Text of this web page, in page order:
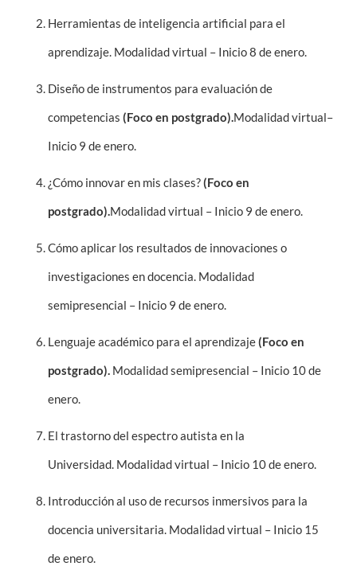
Herramientas de inteligencia artificial para el
aprendizaje. Modalidad virtual – Inicio 8 de enero.
Diseño de instrumentos para evaluación de
competencias (Foco en postgrado). Modalidad virtual–
Inicio 9 de enero.
¿Cómo innovar en mis clases?(Foco en
postgrado). Modalidad virtual – Inicio 9 de enero.
Cómo aplicar los resultados de innovaciones o
investigaciones en docencia. Modalidad
semipresencial – Inicio 9 de enero.
Lenguaje académico para el aprendizaje(Foco en
postgrado). Modalidad semipresencial – Inicio 10 de
enero.
El trastorno del espectro autista en la
Universidad. Modalidad virtual – Inicio 10 de enero.
Introducción al uso de recursos inmersivos para la
docencia universitaria. Modalidad virtual – Inicio 15
de enero.